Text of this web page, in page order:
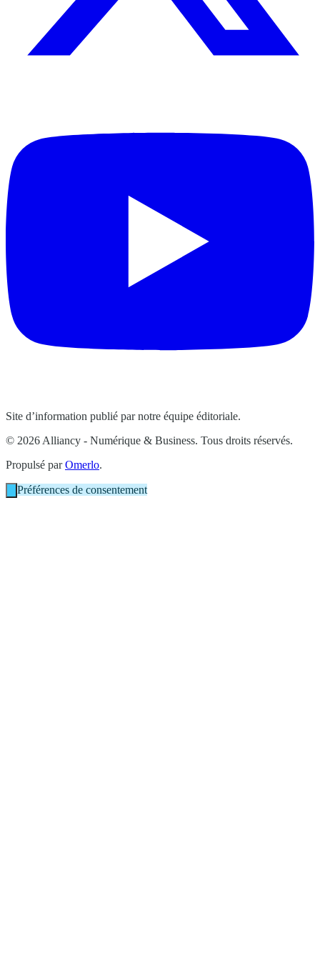
Site d’information publié par notre équipe éditoriale.
© 2026 Alliancy - Numérique & Business. Tous droits réservés.
Propulsé parOmerlo.
Préférences de consentement